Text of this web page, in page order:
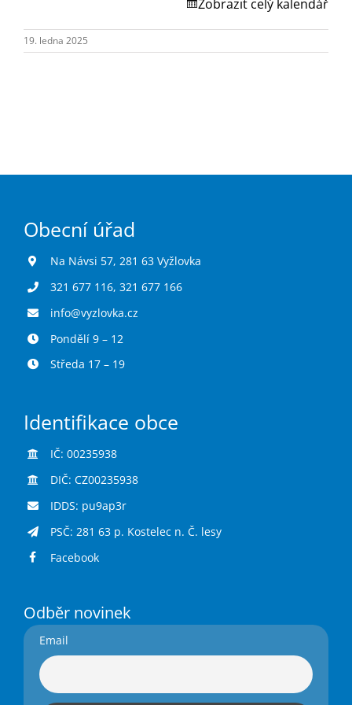
Turistika
Koupaliště
Zobrazit celý kalendář
19. ledna 2025
Obecní úřad
Na Návsi 57, 281 63 Vyžlovka
321 677 116, 321 677 166
info@vyzlovka.cz
Pondělí 9 – 12
Středa 17 – 19
Identifikace obce
IČ: 00235938
DIČ: CZ00235938
IDDS: pu9ap3r
PSČ: 281 63 p. Kostelec n. Č. lesy
Facebook
Odběr novinek
Email